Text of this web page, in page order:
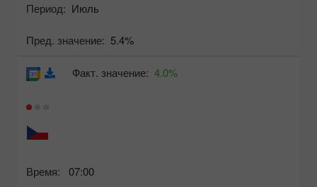
Период: Июль
Пред. значение: 5.4%
Время: 07:00
Факт. значение: 4.0%